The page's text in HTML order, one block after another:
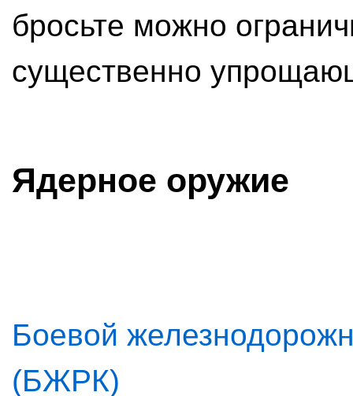
бросьте можно
существенно
Ядерное оружие
Боевой
(БЖРК)